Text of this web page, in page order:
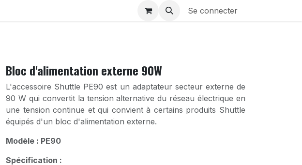
Se connecter
Bloc d'alimentation externe 90W
L'accessoire Shuttle PE90 est un adaptateur secteur externe de
90 W qui convertit la tension alternative du réseau électrique en
une tension continue et qui convient à certains produits Shuttle
équipés d'un bloc d'alimentation externe.
Modèle : PE90
Spécification :